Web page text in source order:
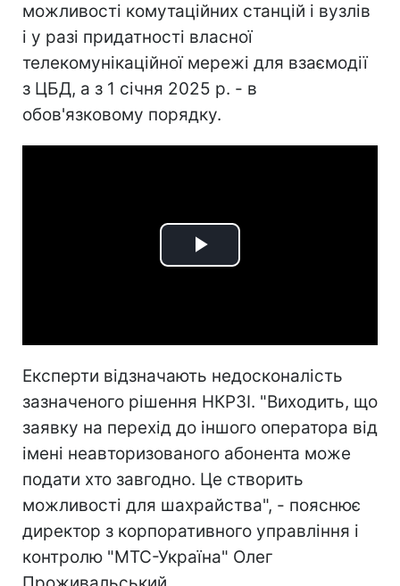
можливості комутаційних станцій і вузлів
і у разі придатності власної
телекомунікаційної мережі для взаємодії
з ЦБД, а з 1 січня 2025 р. - в
обов'язковому порядку.
Play
Експерти відзначають недосконалість
зазначеного рішення НКРЗІ. "Виходить, що
заявку на перехід до іншого оператора від
імені неавторизованого абонента може
подати хто завгодно. Це створить
можливості для шахрайства", - пояснює
директор з корпоративного управління і
контролю "МТС-Україна" Олег